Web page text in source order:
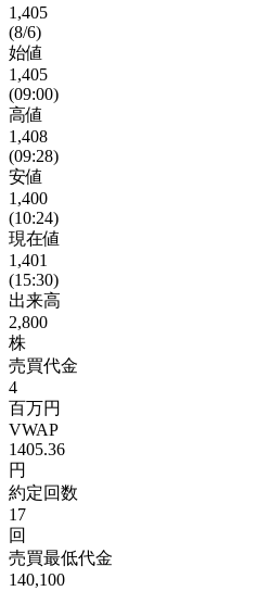
1,405
(8/6)
始値
1,405
(09:00)
高値
1,408
(09:28)
安値
1,400
(10:24)
現在値
1,401
(15:30)
出来高
2,800
株
売買代金
4
百万円
VWAP
1405.36
円
約定回数
17
回
売買最低代金
140,100